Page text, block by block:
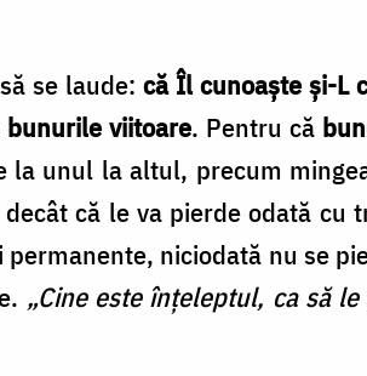
se laude: că Îl cunoaște și-L
viitoare. Pentru că
la unul la altul, precum
că le va pierde odată cu
niciodată nu se
„Cine este înțeleptul, ca să